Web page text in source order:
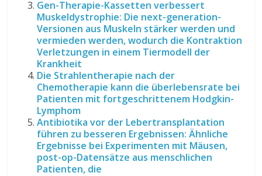
Gen-Therapie-Kassetten verbessert
Muskeldystrophie: Die next-generation-
Versionen aus Muskeln stärker werden und
vermieden werden, wodurch die Kontraktion
Verletzungen in einem Tiermodell der
Krankheit
Die Strahlentherapie nach der
Chemotherapie kann die überlebensrate bei
Patienten mit fortgeschrittenem Hodgkin-
Lymphom
Antibiotika vor der Lebertransplantation
führen zu besseren Ergebnissen: Ähnliche
Ergebnisse bei Experimenten mit Mäusen,
post-op-Datensätze aus menschlichen
Patienten, die